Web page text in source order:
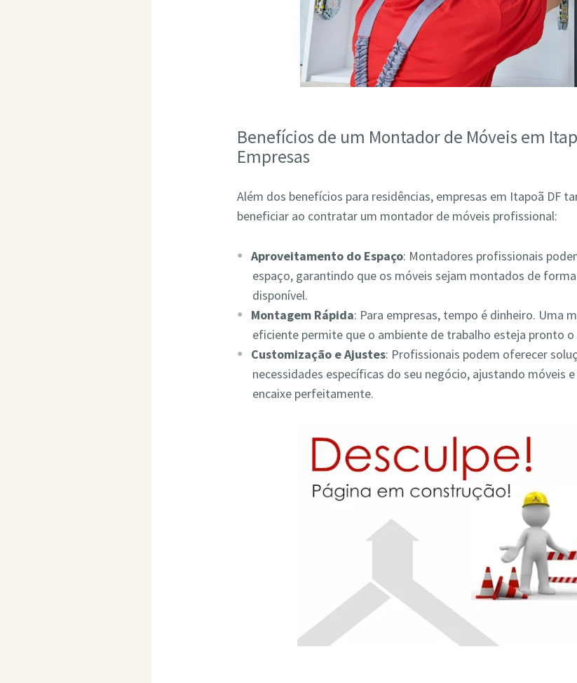
Benefícios de um Montador de Móveis em
Empresas
Além dos benefícios para residências, empresas em Itapoã DF
beneficiar ao contratar um montador de móveis profissional:
Aproveitamento do Espaço: Montadores profissionais
espaço, garantindo que os móveis sejam montados de
disponível.
Montagem Rápida: Para empresas, tempo é dinheiro. Uma
eficiente permite que o ambiente de trabalho esteja pronto
Customização e Ajustes: Profissionais podem oferecer
necessidades específicas do seu negócio, ajustando móveis
encaixe perfeitamente.